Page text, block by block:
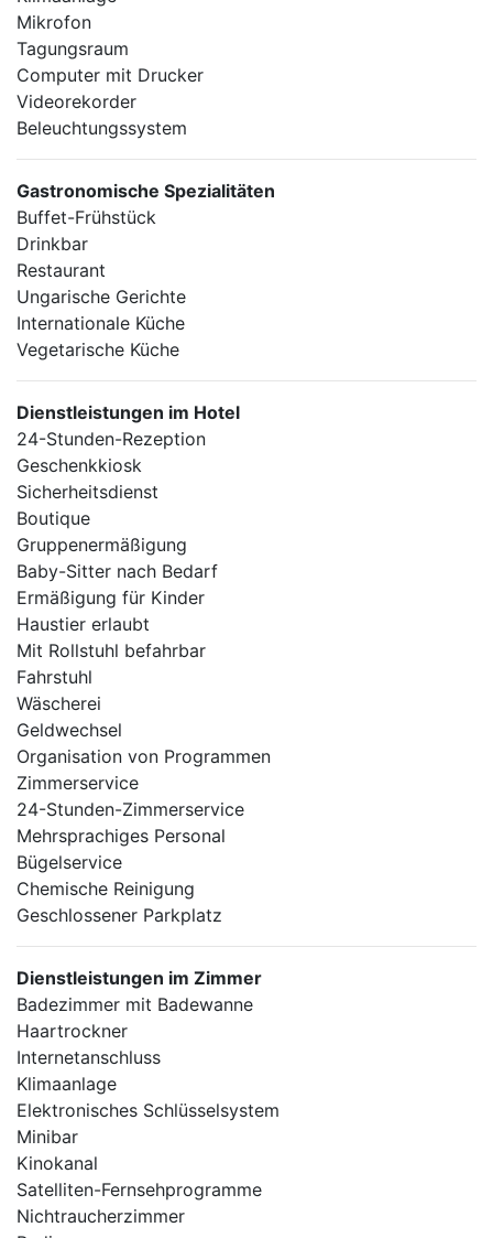
Mikrofon
Tagungsraum
Computer mit Drucker
Videorekorder
Beleuchtungssystem
Gastronomische Spezialitäten
Buffet-Frühstück
Drinkbar
Restaurant
Ungarische Gerichte
Internationale Küche
Vegetarische Küche
Dienstleistungen im Hotel
24-Stunden-Rezeption
Geschenkkiosk
Sicherheitsdienst
Boutique
Gruppenermäßigung
Baby-Sitter nach Bedarf
Ermäßigung für Kinder
Haustier erlaubt
Mit Rollstuhl befahrbar
Fahrstuhl
Wäscherei
Geldwechsel
Organisation von Programmen
Zimmerservice
24-Stunden-Zimmerservice
Mehrsprachiges Personal
Bügelservice
Chemische Reinigung
Geschlossener Parkplatz
Dienstleistungen im Zimmer
Badezimmer mit Badewanne
Haartrockner
Internetanschluss
Klimaanlage
Elektronisches Schlüsselsystem
Minibar
Kinokanal
Satelliten-Fernsehprogramme
Nichtraucherzimmer